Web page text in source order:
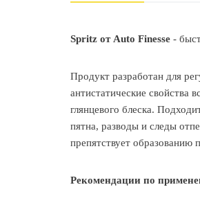
Spritz от Auto Finesse -
Продукт разработан для
антистатические свойства
глянцевого блеска.
пятна, разводы и следы
препятствует образованию
Рекомендации по